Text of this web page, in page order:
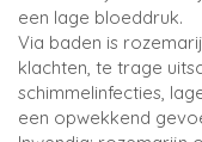
een lage bloeddruk.
Via baden is
klachten, te trage
schimmelinfecties,
een opwekkend